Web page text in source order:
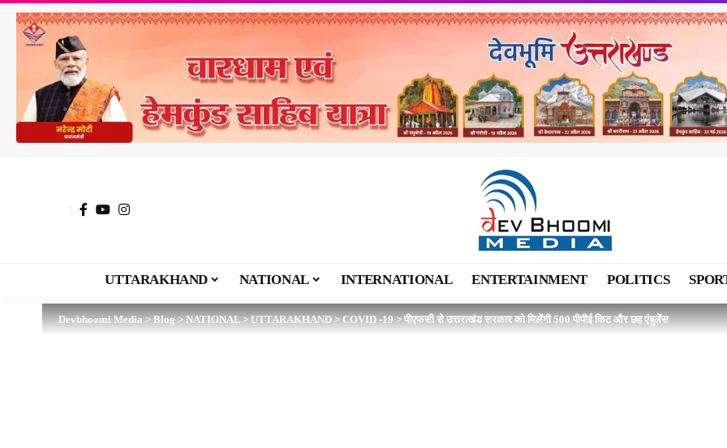
UTTARAKHAND NATIONAL INTERNATIONAL ENTERTAINMENT POLITICS
Devbhoomi Media>Blog>NATIONAL>UTTARAKHAND>COVID -19>पीएफसी से उत्तराखंड सरकार को मिलेंगी 500 पीपीई किट और छह एंबुलेंस